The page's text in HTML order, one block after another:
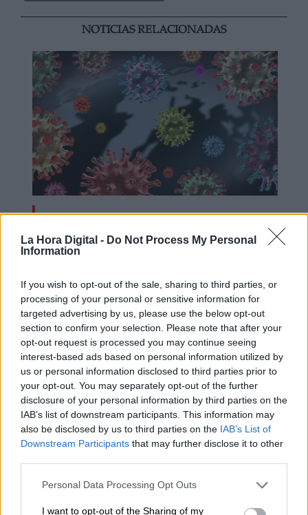
La Hora Digital - Do Not Process My Personal
Information
If you wish to opt-out of the sale, sharing to third parties, or
processing of your personal or sensitive information for
targeted advertising by us, please use the below opt-out
section to confirm your selection. Please note that after your
opt-out request is processed you may continue seeing
interest-based ads based on personal information utilized by
us or personal information disclosed to third parties prior to
your opt-out. You may separately opt-out of the further
disclosure of your personal information by third parties on the
IAB’s list of downstream participants. This information may
also be disclosed by us to third parties on the IAB’s List of
Downstream Participants that may further disclose it to other
Personal Data Processing Opt Outs
I want to opt-out of the Sharing of my
NOTICIAS RELACIONADAS
La séptima ola covid pone a
Urgencias en una situación crítica
España destina 300 millones para la
donación de vacunas y la
financiación de proyectos de salud en
el mundo